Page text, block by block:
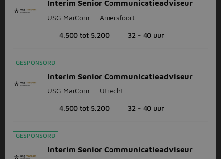
Interim Senior Communicatieadviseur
USG MarCom Amersfoort
4.500 tot 5.200 32 - 40 uur
GESPONSORD
Interim Senior Communicatieadviseur
USG MarCom Utrecht
4.500 tot 5.200 32 - 40 uur
GESPONSORD
Interim Senior Communicatieadviseur